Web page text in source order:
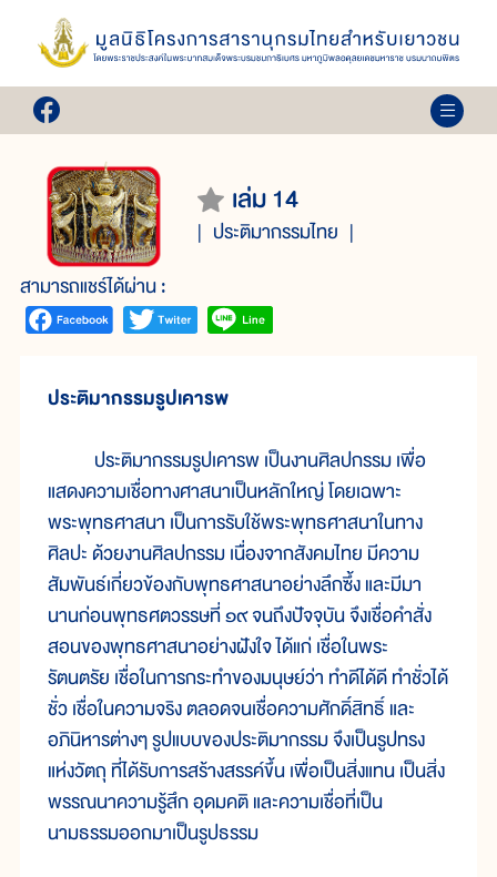
เล่ม 14
ประติมากรรมไทย
สามารถแชร์ได้ผ่าน :
ประติมากรรมรูปเคารพ
ประติมากรรมรูปเคารพ เป็นงานศิลปกรรม เพื่อ
แสดงความเชื่อทางศาสนาเป็นหลักใหญ่ โดยเฉพาะ
พระพุทธศาสนา เป็นการรับใช้พระพุทธศาสนาในทาง
ศิลปะ ด้วยงานศิลปกรรม เนื่องจากสังคมไทย มีความ
สัมพันธ์เกี่ยวข้องกับพุทธศาสนาอย่างลึกซึ้ง และมีมา
นานก่อนพุทธศตวรรษที่ ๑๙ จนถึงปัจจุบัน จึงเชื่อคำสั่ง
สอนของพุทธศาสนาอย่างฝังใจ ได้แก่ เชื่อในพระ
รัตนตรัย เชื่อในการกระทำของมนุษย์ว่า ทำดีได้ดี ทำชั่วได้
ชั่ว เชื่อในความจริง ตลอดจนเชื่อความศักดิ์สิทธิ์ และ
อภินิหารต่างๆ รูปแบบของประติมากรรม จึงเป็นรูปทรง
แห่งวัตถุ ที่ได้รับการสร้างสรรค์ขึ้น เพื่อเป็นสิ่งแทน เป็นสิ่ง
พรรณนาความรู้สึก อุดมคติ และความเชื่อที่เป็น
นามธรรมออกมาเป็นรูปธรรม